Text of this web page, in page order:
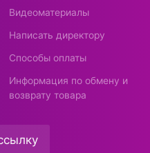
Видеоматериалы
Написать директору
Способы оплаты
Информация по обмену и
возврату товара